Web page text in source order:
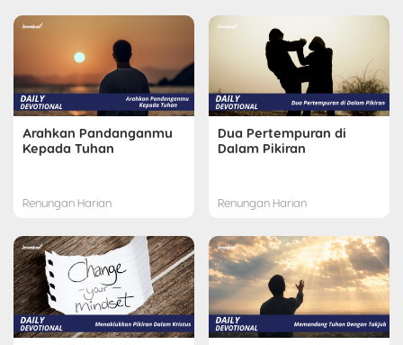
Arahkan Pandanganmu
Kepada Tuhan
Renungan Harian
Dua Pertempuran di
Dalam Pikiran
Renungan Harian